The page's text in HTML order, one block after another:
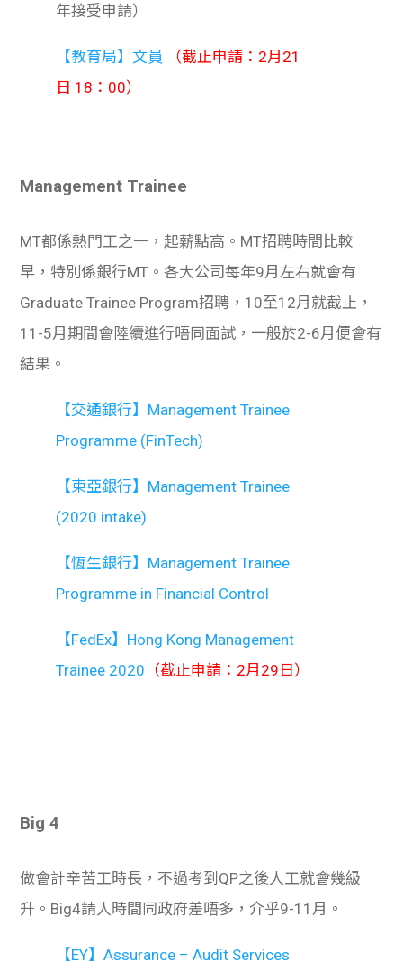
年接受申請）
【教育局】文員
（截止申請：2月21
日 18：00）
Management Trainee
MT都係熱門工之一，起薪點高。MT招聘時間比較
早，特別係銀行MT。各大公司每年9月左右就會有
Graduate Trainee Program招聘，10至12月就截止，
11-5月期間會陸續進行唔同面試，一般於2-6月便會有
結果。
【交通銀行】Management Trainee
Programme (FinTech)
【東亞銀行】Management Trainee
(2020 intake)
【恆生銀行】Management Trainee
Programme in Financial Control
【FedEx】Hong Kong Management
Trainee 2020 （截止申請：2月29日）
Big 4
做會計辛苦工時長，不過考到QP之後人工就會幾級
升。Big4請人時間同政府差唔多，介乎9-11月。
【EY】Assurance – Audit Services